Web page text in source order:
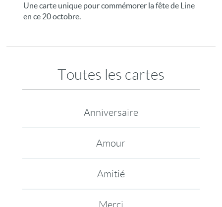
Une carte unique pour commémorer la fête de Line
en ce 20 octobre.
Toutes les cartes
Anniversaire
Amour
Amitié
Merci